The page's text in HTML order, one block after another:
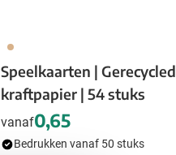
945
Speelkaarten | Gerecycled
kraftpapier | 54 stuks
vanaf0,65
Bedrukken vanaf 50 stuks